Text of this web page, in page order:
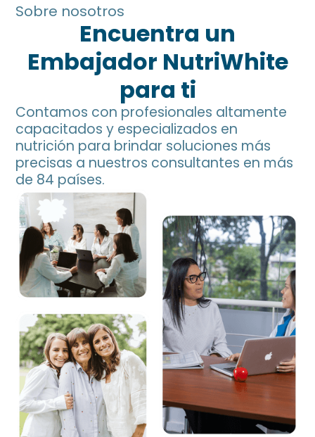
Sobre nosotros
Encuentra un
Embajador NutriWhite
para ti
Contamos con profesionales altamente
capacitados y especializados en
nutrición para brindar soluciones más
precisas a nuestros consultantes en más
de 84 países.